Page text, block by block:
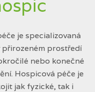
je specializovaná
prostředí
nebo konečné
Hospicová péče je
jak fyzické, tak i